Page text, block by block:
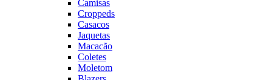
Camisas
Croppeds
Casacos
Jaquetas
Macacão
Coletes
Moletom